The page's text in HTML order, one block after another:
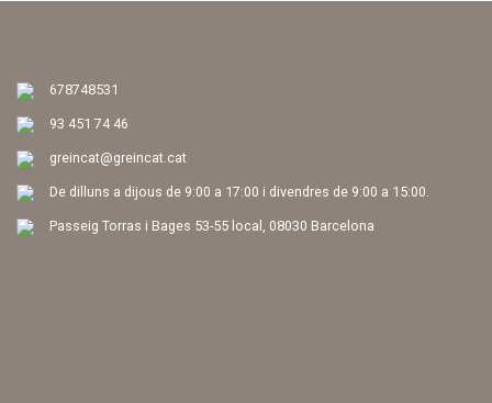
678748531
93 451 74 46
greincat@greincat.cat
De dilluns a dijous de 9:00 a 17:00 i divendres de 9:00 a 15:00.
Passeig Torras i Bages 53-55 local, 08030 Barcelona